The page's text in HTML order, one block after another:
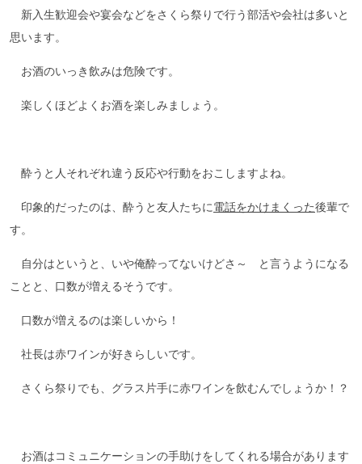
新入生歓迎会や宴会などをさくら祭りで行う部活や会社は多いと
思います。
お酒のいっき飲みは危険です。
楽しくほどよくお酒を楽しみましょう。
酔うと人それぞれ違う反応や行動をおこしますよね。
印象的だったのは、酔うと友人たちに電話をかけまくった後輩で
す。
自分はというと、いや俺酔ってないけどさ～ と言うようになる
ことと、口数が増えるそうです。
口数が増えるのは楽しいから！
社長は赤ワインが好きらしいです。
さくら祭りでも、グラス片手に赤ワインを飲むんでしょうか！？
お酒はコミュニケーションの手助けをしてくれる場合があります